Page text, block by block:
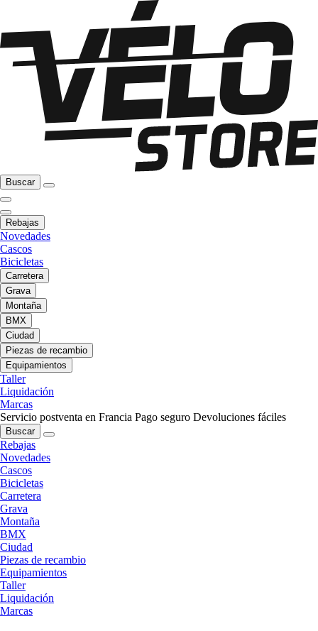
Buscar
Rebajas
Novedades
Cascos
Bicicletas
Carretera
Grava
Montaña
BMX
Ciudad
Piezas de recambio
Equipamientos
Taller
Liquidación
Marcas
Servicio postventa en Francia Pago seguro Devoluciones fáciles
Buscar
Rebajas
Novedades
Cascos
Bicicletas
Carretera
Grava
Montaña
BMX
Ciudad
Piezas de recambio
Equipamientos
Taller
Liquidación
Marcas